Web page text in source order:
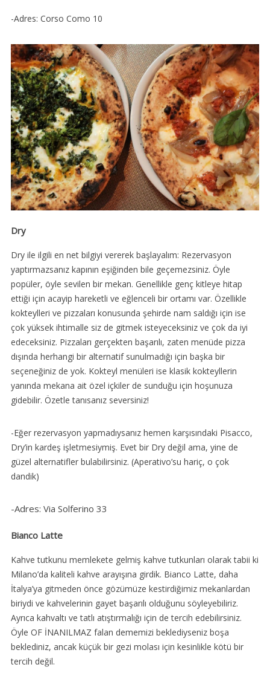
-Adres: Corso Como 10
Dry
Dry ile ilgili en net bilgiyi vererek başlayalım: Rezervasyon
yaptırmazsanız kapının eşiğinden bile geçemezsiniz. Öyle
popüler, öyle sevilen bir mekan. Genellikle genç kitleye hitap
ettiği için acayip hareketli ve eğlenceli bir ortamı var. Özellikle
kokteylleri ve pizzaları konusunda şehirde nam saldığı için ise
çok yüksek ihtimalle siz de gitmek isteyeceksiniz ve çok da iyi
edeceksiniz. Pizzaları gerçekten başarılı, zaten menüde pizza
dışında herhangi bir alternatif sunulmadığı için başka bir
seçeneğiniz de yok. Kokteyl menüleri ise klasik kokteyllerin
yanında mekana ait özel içkiler de sunduğu için hoşunuza
gidebilir. Özetle tanısanız seversiniz!
-Eğer rezervasyon yapmadıysanız hemen karşısındaki Pisacco,
Dry’in kardeş işletmesiymiş. Evet bir Dry değil ama, yine de
güzel alternatifler bulabilirsiniz. (Aperativo’su hariç, o çok
dandik)
-Adres: Via Solferino 33
Bianco Latte
Kahve tutkunu memlekete gelmiş kahve tutkunları olarak tabii ki
Milano’da kaliteli kahve arayışına girdik. Bianco Latte, daha
İtalya’ya gitmeden önce gözümüze kestirdiğimiz mekanlardan
biriydi ve kahvelerinin gayet başarılı olduğunu söyleyebiliriz.
Ayrıca kahvaltı ve tatlı atıştırmalığı için de tercih edebilirsiniz.
Öyle OF İNANILMAZ falan dememizi beklediyseniz boşa
beklediniz, ancak küçük bir gezi molası için kesinlikle kötü bir
tercih değil.